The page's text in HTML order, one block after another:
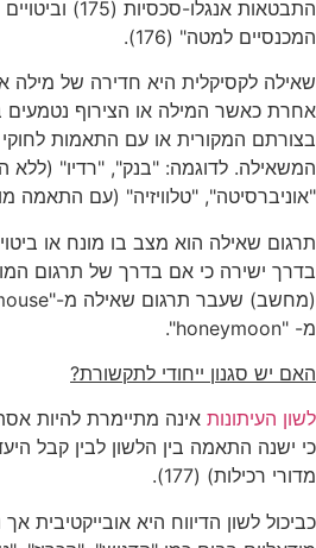
התבטאות אנגלו-
המכנסיים למטה" (176).
שאילה לקסיקלית היא חדירה של מילה
אחרת כאשר המילה או הצירוף
בצורתם המקורית או עם התאמות
המשאילה. לדוגמה: "בנק", "רדיו" (ללא
"אוניברסיטה", "טלוויזיה" (עם התאמה
תרגום שאילה הוא מצב בו מונח או
בדרך ישירה כי אם בדרך של תרגום
מ- "honeymoon".
האם יש סגנון ייחודי לתקשורת?
לשון העיתונות אינה מתיימרת להיות
כי ישנה התאמה בין הלשון לבין קבל
מדורי רכילות) (177).
כביכול לשון הדיווח היא אובייקטיבית